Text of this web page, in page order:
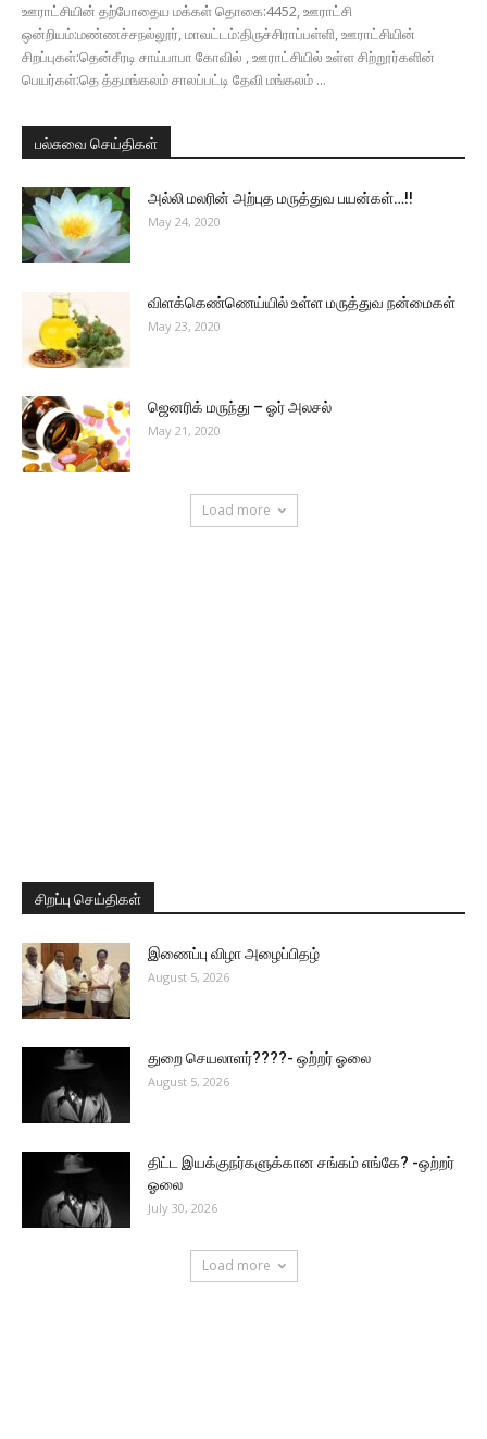
ஊராட்சியின் தற்போதைய மக்கள் தொகை:4452, ஊராட்சி
ஒன்றியம்:மண்ணச்சநல்லூர், மாவட்டம்:திருச்சிராப்பள்ளி, ஊராட்சியின்
சிறப்புகள்:தென்சீரடி சாய்பாபா கோவில் , ஊராட்சியில் உள்ள சிற்றூர்களின்
பெயர்கள்:தெ த்தமங்கலம் சாலப்பட்டி தேவி மங்கலம் ...
பல்சுவை செய்திகள்
அல்லி மலரின் அற்புத மருத்துவ பயன்கள்…!!
May 24, 2020
விளக்கெண்ணெய்யில் உள்ள மருத்துவ நன்மைகள்
May 23, 2020
ஜெனரிக் மருந்து – ஓர் அலசல்
May 21, 2020
Load more
சிறப்பு செய்திகள்
இணைப்பு விழா அழைப்பிதழ்
August 5, 2026
துறை செயலாளர்????- ஒற்றர் ஓலை
August 5, 2026
திட்ட இயக்குநர்களுக்கான சங்கம் எங்கே? -ஒற்றர்
ஓலை
July 30, 2026
Load more